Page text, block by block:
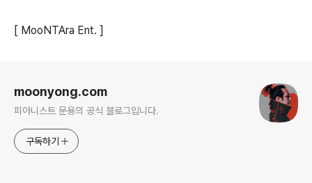
[ MooNTAra Ent. ]
moonyong.com
피아니스트 문용의 공식 블로그입니다.
구독하기